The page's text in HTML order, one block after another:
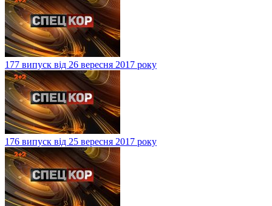
177 випуск від 26 вересня 2017 року
176 випуск від 25 вересня 2017 року